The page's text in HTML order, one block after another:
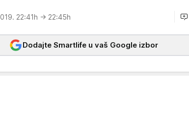
22:41h → 22:45h
Dodajte Smartlife u vaš Google izbor